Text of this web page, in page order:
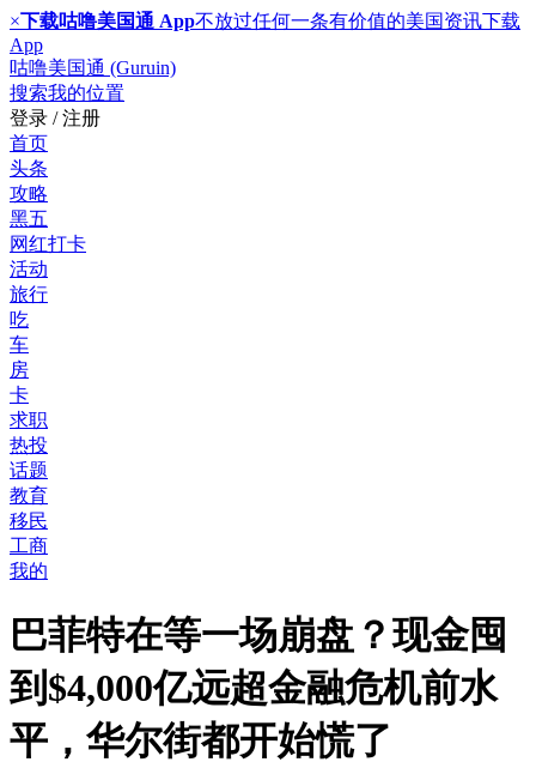
×下载咕噜美国通 App不放过任何一条有价值的美国资讯下载
App
咕噜美国通 (Guruin)
搜索我的位置
登录 / 注册
首页
头条
攻略
黑五
网红打卡
活动
旅行
吃
车
房
卡
求职
热投
话题
教育
移民
工商
我的
巴菲特在等一场崩盘？现金囤
到$4,000亿远超金融危机前水
平，华尔街都开始慌了